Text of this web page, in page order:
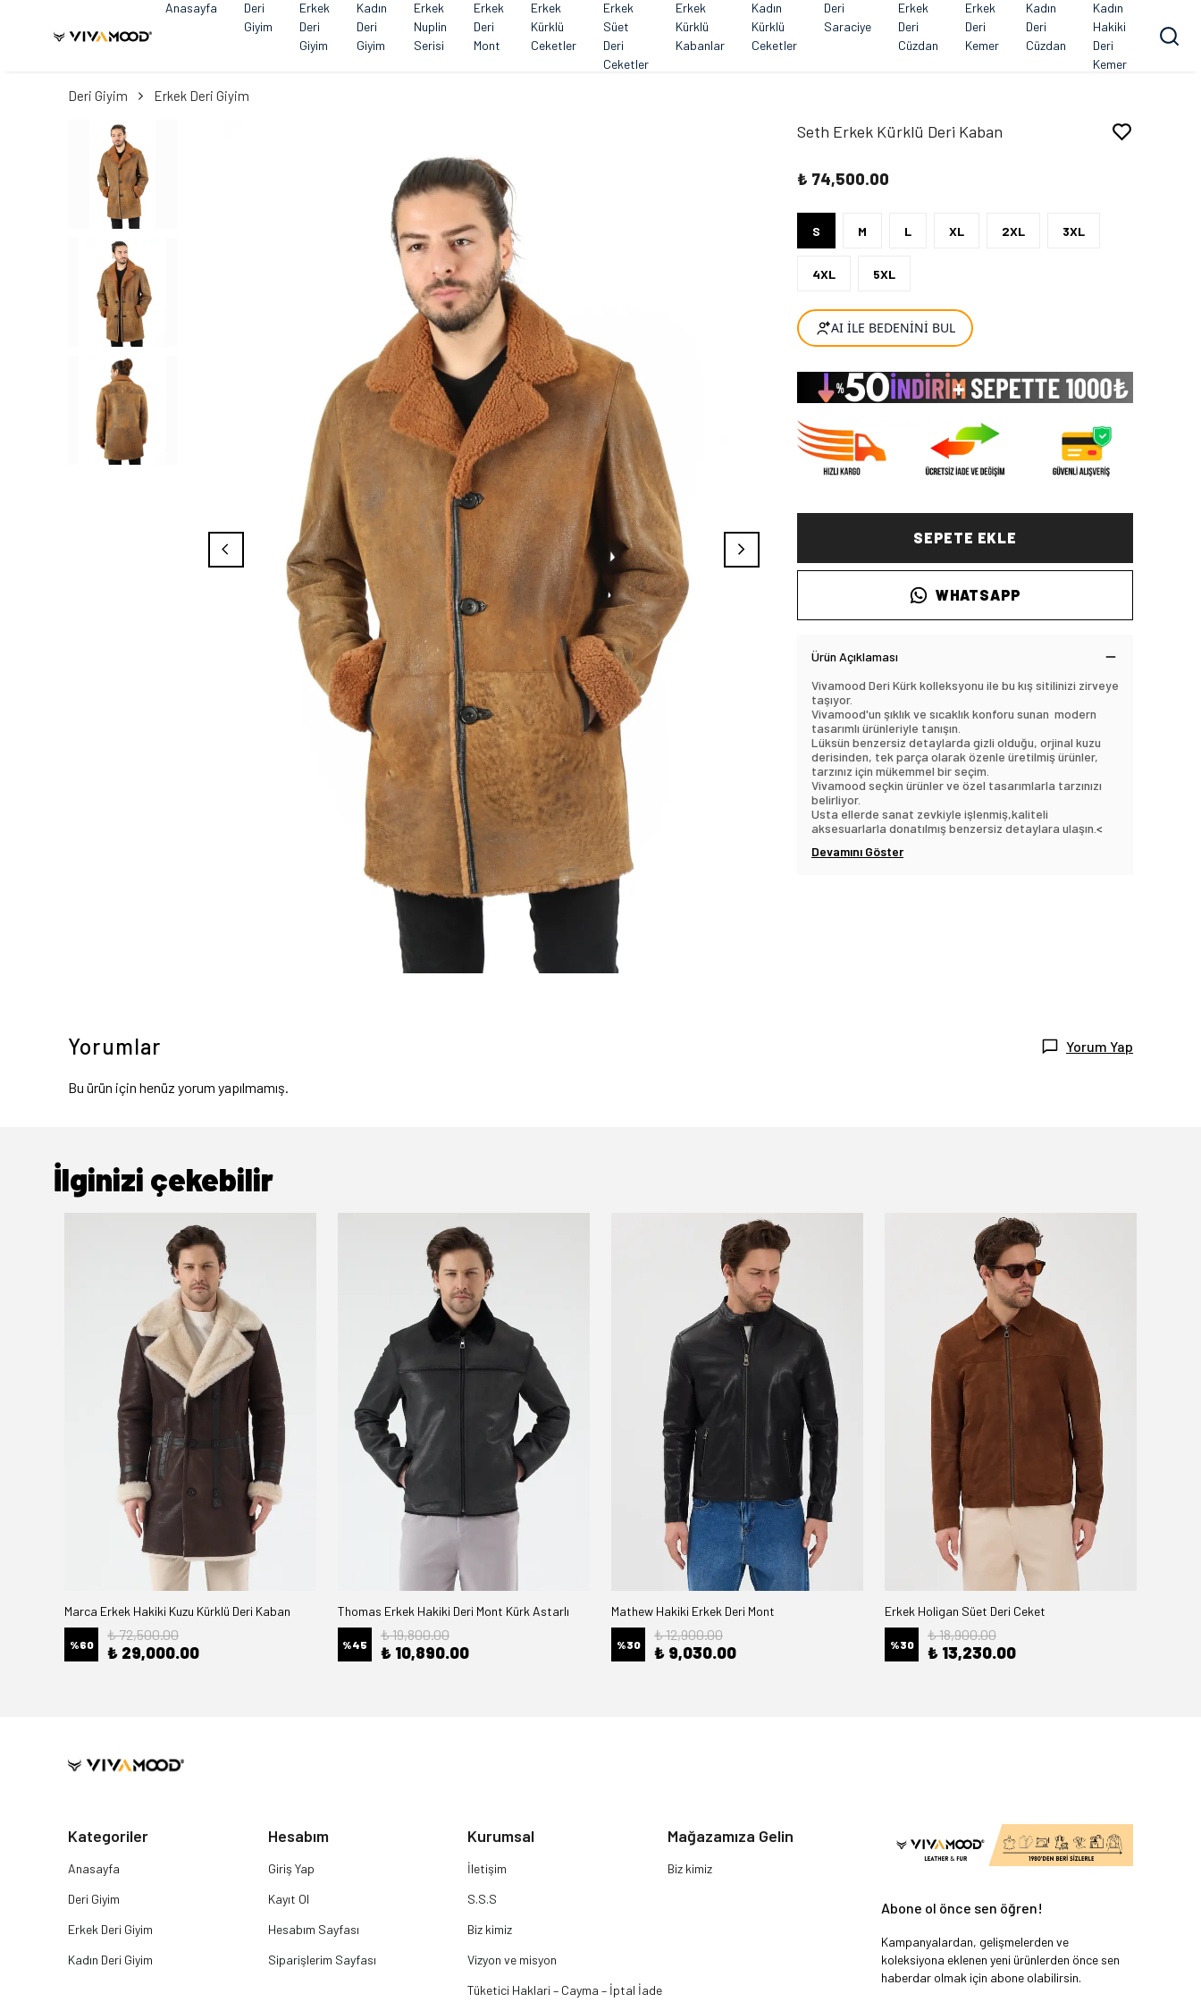
Anasayfa
Deri
Giyim
Erkek
Deri
Giyim
Kadın
Deri
Giyim
Erkek
Nuplin
Serisi
Erkek
Deri
Mont
Erkek
Kürklü
Ceketler
Erkek
Süet
Deri
Ceketler
Erkek
Kürklü
Kabanlar
Kadın
Kürklü
Ceketler
Deri
Saraciye
Erkek
Deri
Cüzdan
Erkek
Deri
Kemer
Kadın
Deri
Cüzdan
Kadın
Hakiki
Deri
Kemer
Deri Giyim Erkek Deri Giyim
Seth Erkek Kürklü Deri Kaban
₺ 74,500.00
S M L XL 2XL 3XL
4XL 5XL
SEPETE EKLE
WHATSAPP
Ürün Açıklaması
Vivamood Deri Kürk kolleksyonu ile bu kış sitilinizi zirveye
taşıyor.
Vivamood'un şıklık ve sıcaklık konforu sunan modern
tasarımlı ürünleriyle tanışın.
Lüksün benzersiz detaylarda gizli olduğu, orjinal kuzu
derisinden, tek parça olarak özenle üretilmiş ürünler,
tarzınız için mükemmel bir seçim.
Vivamood seçkin ürünler ve özel tasarımlarla tarzınızı
belirliyor.
Usta ellerde sanat zevkiyle işlenmiş,kaliteli
aksesuarlarla donatılmış benzersiz detaylara ulaşın.<
Devamını Göster
Yorumlar Yorum Yap
Bu ürün için henüz yorum yapılmamış.
İlginizi çekebilir
Marca Erkek Hakiki Kuzu Kürklü Deri Kaban
%60
₺ 72,500.00
₺ 29,000.00
Thomas Erkek Hakiki Deri Mont Kürk Astarlı
%45
₺ 19,800.00
₺ 10,890.00
Mathew Hakiki Erkek Deri Mont
%30
₺ 12,900.00
₺ 9,030.00
Erkek Holigan Süet Deri Ceket
%30
₺ 18,900.00
₺ 13,230.00
Kategoriler
Anasayfa
Deri Giyim
Erkek Deri Giyim
Kadın Deri Giyim
Hesabım
Giriş Yap
Kayıt Ol
Hesabım Sayfası
Siparişlerim Sayfası
Kurumsal
İletişim
S.S.S
Biz kimiz
Vizyon ve misyon
Tüketici Haklari – Cayma – İptal İade
Mağazamıza Gelin
Biz kimiz
Abone ol önce sen öğren!
Kampanyalardan, gelişmelerden ve
koleksiyona eklenen yeni ürünlerden önce sen
haberdar olmak için abone olabilirsin.